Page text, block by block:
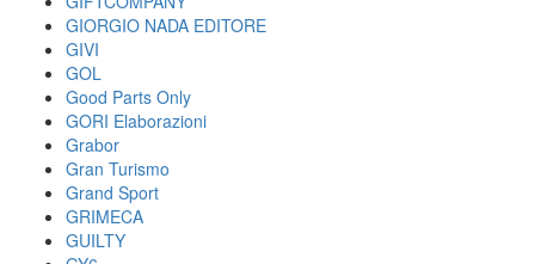
GIORGIO NADA EDITORE
GIVI
GOL
Good Parts Only
GORI Elaborazioni
Grabor
Gran Turismo
Grand Sport
GRIMECA
GUILTY